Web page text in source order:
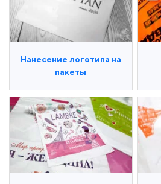
Нанесение логотипа на
пакеты